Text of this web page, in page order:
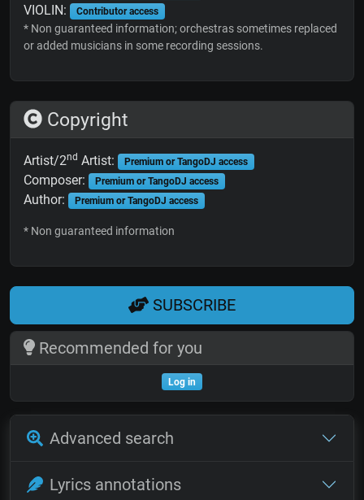
VIOLIN: Contributor access
* Non guaranteed information; orchestras sometimes replaced
or added musicians in some recording sessions.
Copyright
Artist/2nd Artist: Premium or TangoDJ access
Composer: Premium or TangoDJ access
Author: Premium or TangoDJ access
* Non guaranteed information
SUBSCRIBE
Recommended for you
Log in
Advanced search
Lyrics annotations